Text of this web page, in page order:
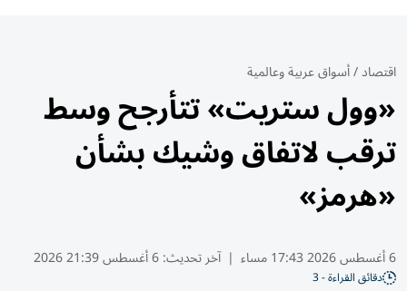
اقتصاد/أسواق عربية وعالمية
«وول ستريت» تتأرجح وسط
ترقب لاتفاق وشيك بشأن
«هرمز»
6 أغسطس 2026 17:43 مساء | آخر تحديث:6 أغسطس 21:39 2026
دقائق القراءة - 3